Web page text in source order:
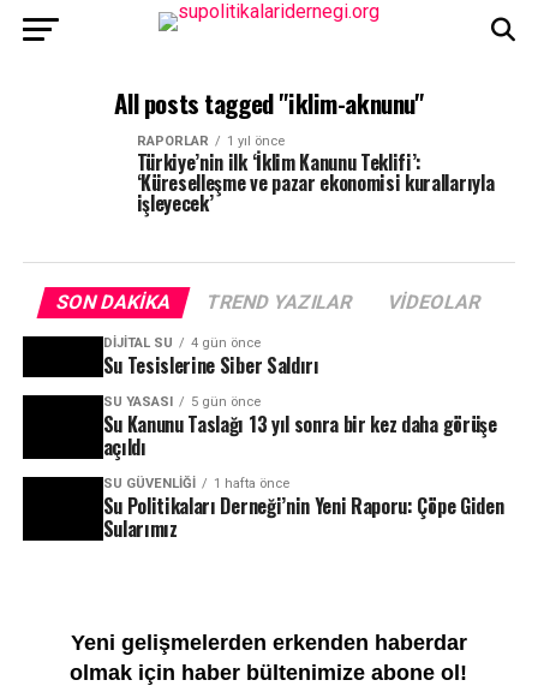
All posts tagged "iklim-aknunu"
RAPORLAR 1 yıl önce
Türkiye’nin ilk ‘İklim Kanunu Teklifi’:
‘Küreselleşme ve pazar ekonomisi kurallarıyla
işleyecek’
SON DAKIKA TREND YAZILAR VIDEOLAR
DIJITAL SU 4 gün önce
Su Tesislerine Siber Saldırı
SU YASASI 5 gün önce
Su Kanunu Taslağı 13 yıl sonra bir kez daha görüşe
açıldı
SU GÜVENLIĞI 1 hafta önce
Su Politikaları Derneği’nin Yeni Raporu: Çöpe Giden
Sularımız
Yeni gelişmelerden erkenden haberdar
olmak için haber bültenimize abone ol!